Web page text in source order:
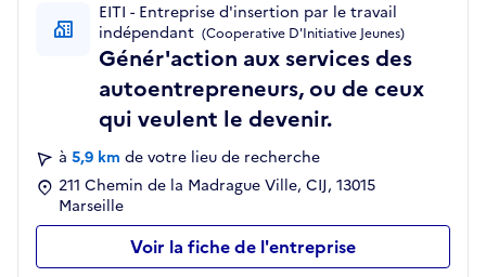
EITI - Entreprise d'insertion par le travail
indépendant (Cooperative D'Initiative Jeunes)
Génér'action aux services des
autoentrepreneurs, ou de ceux
qui veulent le devenir.
à 5,9 km de votre lieu de recherche
211 Chemin de la Madrague Ville, CIJ, 13015
Marseille
Voir la fiche de l'entreprise